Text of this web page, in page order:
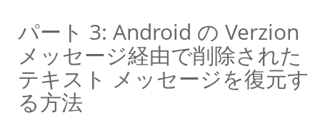
パート 3: Android の Verzion
メッセージ経由で削除された
テキスト メッセージを復元す
る方法